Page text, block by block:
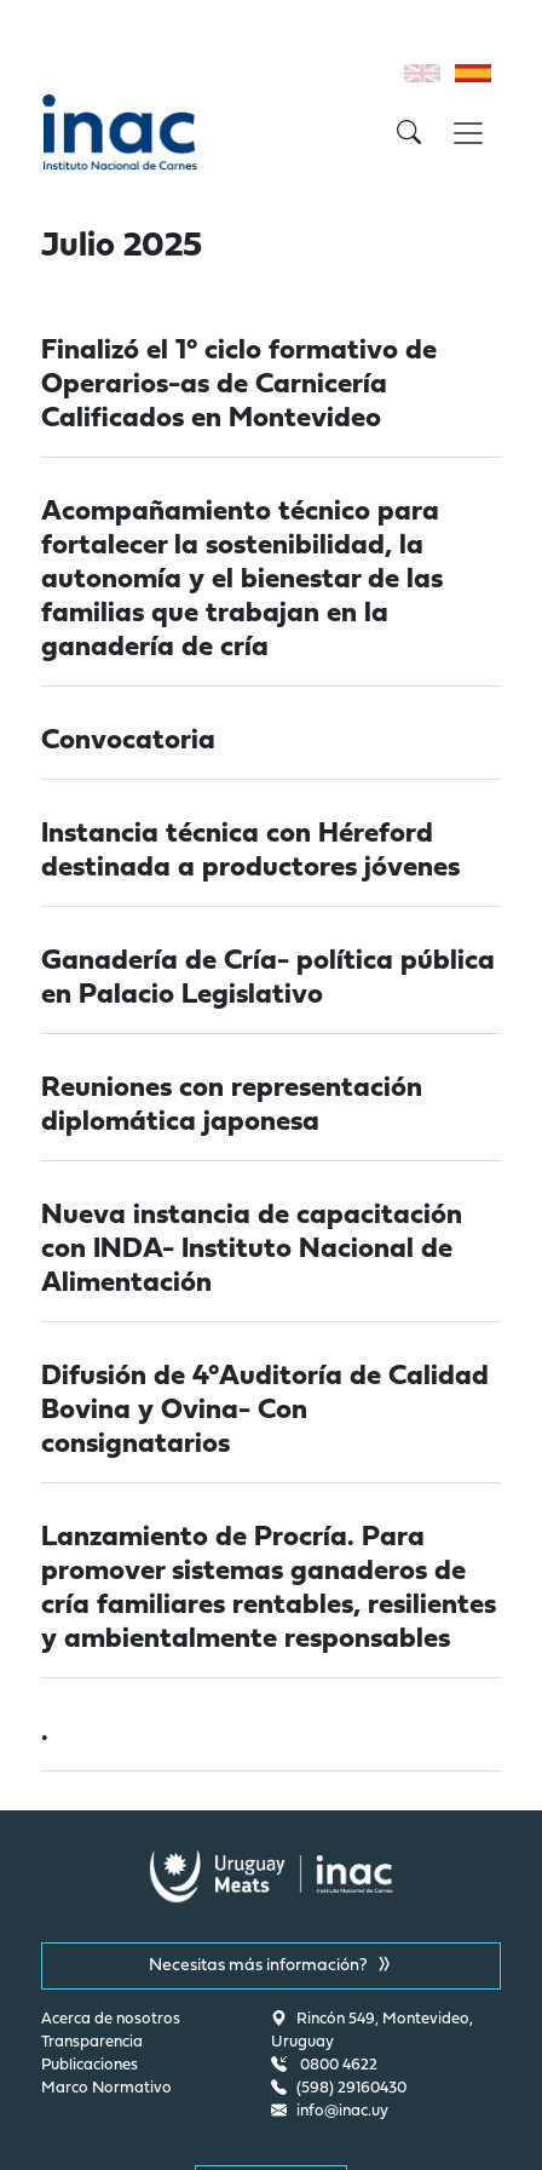
Julio 2025
Finalizó el 1° ciclo formativo de
Operarios-as de Carnicería
Calificados en Montevideo
Acompañamiento técnico para
fortalecer la sostenibilidad, la
autonomía y el bienestar de las
familias que trabajan en la
ganadería de cría
Convocatoria
Instancia técnica con Héreford
destinada a productores jóvenes
Ganadería de Cría- política pública
en Palacio Legislativo
Reuniones con representación
diplomática japonesa
Nueva instancia de capacitación
con INDA- Instituto Nacional de
Alimentación
Difusión de 4°Auditoría de Calidad
Bovina y Ovina- Con
consignatarios
Lanzamiento de Procría. Para
promover sistemas ganaderos de
cría familiares rentables, resilientes
y ambientalmente responsables
.
Necesitas más información?
Acerca de nosotros
Transparencia
Publicaciones
Marco Normativo
Rincón 549, Montevideo,
Uruguay
0800 4622
(598) 29160430
info@inac.uy